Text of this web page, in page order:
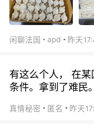
闲聊法国 apd 昨天
有这么个人， 在
条件。拿到了难民
真情秘密 匿名 昨天